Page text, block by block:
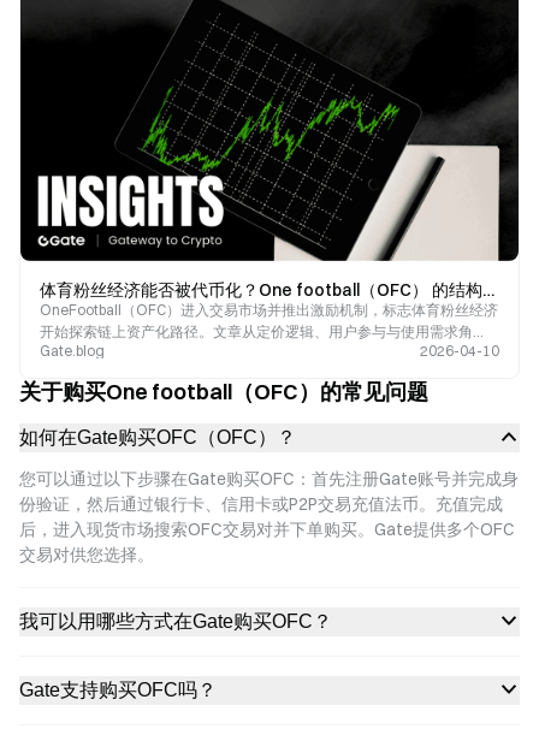
体育粉丝经济能否被代币化？One football（OFC） 的结构性挑战
OneFootball（OFC）进入交易市场并推出激励机制，标志体育粉丝经济
开始探索链上资产化路径。文章从定价逻辑、用户参与与使用需求角
度，分析粉丝经济代币化的可行性及其面临的核心约束。
Gate.blog 2026-04-10
关于购买One football（OFC）的常见问题
如何在Gate购买OFC（OFC）？
您可以通过以下步骤在Gate购买OFC：首先注册Gate账号并完成身
份验证，然后通过银行卡、信用卡或P2P交易充值法币。充值完成
后，进入现货市场搜索OFC交易对并下单购买。Gate提供多个OFC
交易对供您选择。
我可以用哪些方式在Gate购买OFC？
Gate支持购买OFC吗？